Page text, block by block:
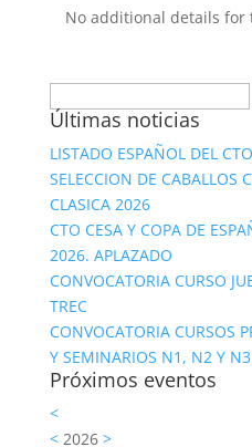
No additional details for
Últimas noticias
LISTADO ESPAÑOL DEL
SELECCION DE CABALLOS
CLASICA 2026
CTO CESA Y COPA DE
2026. APLAZADO
CONVOCATORIA CURSO
TREC
CONVOCATORIA CURSOS
Y SEMINARIOS N1, N2 Y N3
Próximos eventos
<
<2026 >